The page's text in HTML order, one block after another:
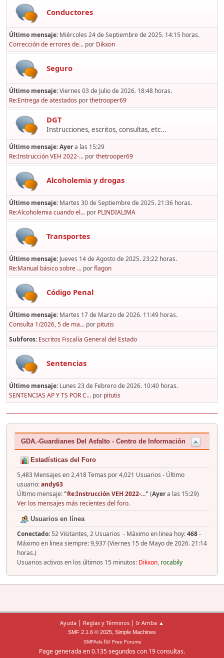
Conductores
Último mensaje: Miércoles 24 de Septiembre de 2025. 14:15 horas.
Corrección de errores de... por Dikxon
Seguro
Último mensaje:Viernes 03 de Julio de 2026. 18:48 horas.
Re:Entrega de atestados porthetrooper69
DGT
Instrucciones, escritos, consultas, etc...
Último mensaje:Ayera las 15:29
Re:Instrucción VEH 2022-... porthetrooper69
Alcoholemia y drogas
Último mensaje: Martes 30 de Septiembre de 2025. 21:36 horas.
Re:Alcoholemia cuando el... por PLINDIALIMA
Transportes
Último mensaje: Jueves 14 de Agosto de 2025. 23:22 horas.
Re:Manual básico sobre ... porflagon
Código Penal
Último mensaje: Martes 17 de Marzo de 2026. 11:49 horas.
Consulta 1/2026, 5 de ma... por pitutis
Subforos Escritos Fiscalía General del Estado
Sentencias
Último mensaje: Lunes 23 de Febrero de 2026. 10:40 horas.
SENTENCIAS AP Y TS POR C... por pitutis
GDA.-Guardianes Del Asfalto - Centro de Información
Estadísticas del Foro
5,483 Mensajes en 2,418 Temas por 4,021 Usuarios - Último
usuario:andy63
Último mensaje:"Re:Instrucción VEH 2022-..." (Ayera las 15:29)
Ver los mensajes más recientes del foro.
Usuarios en línea
Conectado:52 Visitantes, 2 Usuarios - Máximo en linea hoy:468-
Máximo en linea siempre: 9,937 (Viernes 15 de Mayo de 2026. 21:14
horas.)
Usuarios activos en los últimos 15 minutos: Dikxon, rocabily
Ayuda | Reglas y Términos | Ir Arriba ▲
SMF 2.1.6 © 2025, Simple Machines
SMFAdsfor Free Forums
Page generada en 0.135 segundos con 19 consultas.